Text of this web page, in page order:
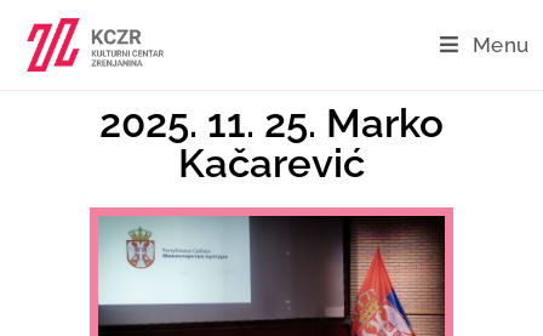
Menu
2025. 11. 25. Marko
Kačarević